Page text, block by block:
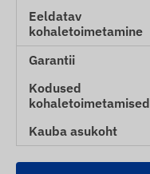
Eeldatav
kohaletoimetamine
Garantii
Kodused
kohaletoimetamised
Kauba asukoht